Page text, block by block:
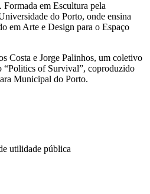
em Escultura pela
do Porto, onde ensina
em Arte e Design para o Espaço
Costa e Jorge Palinhos, um coletivo
“Politics of Survival”, coproduzido
Municipal do Porto.
utilidade pública